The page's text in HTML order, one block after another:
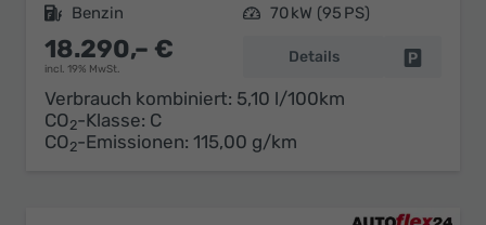
Kraftstoff Benzin Leistung 70 kW (95 PS)
18.290,– €
incl. 19% MwSt.
Details
Verbrauch kombiniert: 5,10 l/100km
CO2-Klasse: C
CO2-Emissionen: 115,00 g/km